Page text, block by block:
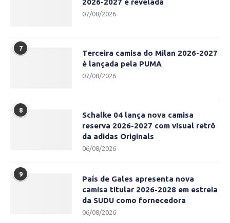
2026-2027 é revelada
07/08/2026
7
Terceira camisa do Milan 2026-2027
é lançada pela PUMA
07/08/2026
8
Schalke 04 lança nova camisa
reserva 2026-2027 com visual retrô
da adidas Originals
06/08/2026
9
País de Gales apresenta nova
camisa titular 2026-2028 em estreia
da SUDU como fornecedora
06/08/2026